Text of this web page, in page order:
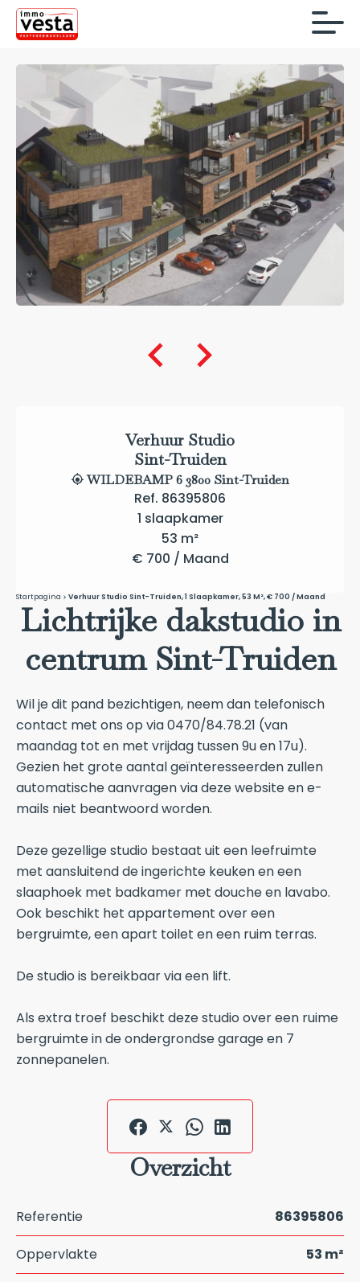
Verhuur Studio
Sint-Truiden
WILDEBAMP 6 3800 Sint-Truiden
Ref. 86395806
1 slaapkamer
53 m²
€ 700 / Maand
Startpagina Verhuur Studio Sint-Truiden, 1 Slaapkamer, 53 M², € 700 / Maand
Lichtrijke dakstudio in
centrum Sint-Truiden
Wil je dit pand bezichtigen, neem dan telefonisch
contact met ons op via 0470/84.78.21 (van
maandag tot en met vrijdag tussen 9u en 17u).
Gezien het grote aantal geïnteresseerden zullen
automatische aanvragen via deze website en e-
mails niet beantwoord worden.
Deze gezellige studio bestaat uit een leefruimte
met aansluitend de ingerichte keuken en een
slaaphoek met badkamer met douche en lavabo.
Ook beschikt het appartement over een
bergruimte, een apart toilet en een ruim terras.
De studio is bereikbaar via een lift.
Als extra troef beschikt deze studio over een ruime
bergruimte in de ondergrondse garage en 7
zonnepanelen.
Overzicht
Referentie 86395806
Oppervlakte 53 m²